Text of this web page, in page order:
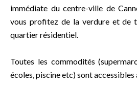
immédiate du centre-ville de
vous profitez de la verdure et de
quartier résidentiel.
Toutes les commodités
écoles, piscine etc) sont accessibles